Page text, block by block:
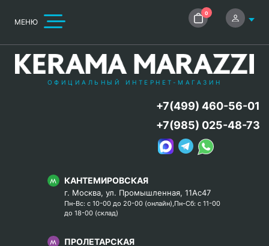
МЕНЮ
0
ОФИЦИАЛЬНЫЙ ИНТЕРНЕТ-МАГАЗИН
КАНТЕМИРОВСКАЯ
г. Москва, ул. Промышленная, 11Ас47
Пн-Вс: с 10-00 до 20-00 (онлайн),Пн-Сб: с 11-00
до 18-00 (склад)
ПРОЛЕТАРСКАЯ
+7(499) 460-56-01
+7(985) 025-48-73